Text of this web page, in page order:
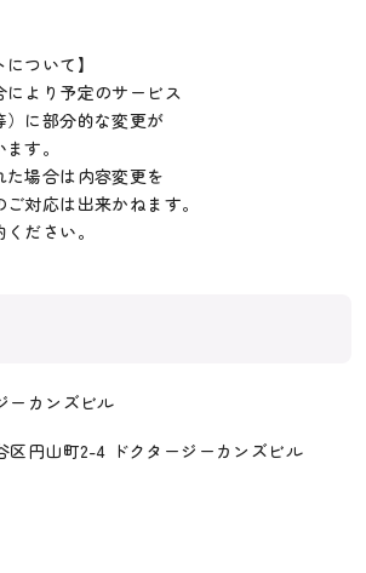
ついて】
より予定のサービス
）に部分的な変更が
す。
場合は内容変更を
対応は出来かねます。
ださい。
ーカンズビル
区円山町2-4 ドクタージーカンズビル